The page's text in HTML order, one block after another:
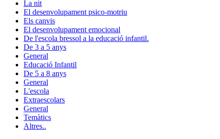
La nit
El desenvolupament psico-motriu
Els canvis
El desenvolupament emocional
De l'escola bressol a la educació infantil.
De 3 a 5 anys
General
Educació Infantil
De 5 a 8 anys
General
L'escola
Extraescolars
General
Temàtics
Altres..